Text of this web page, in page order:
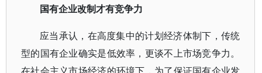
国有企业改制才有竞争力
应当承认，在高度集中的计划经济体制下，传统
型的国有企业确实是低效率，更谈不上市场竞争力。